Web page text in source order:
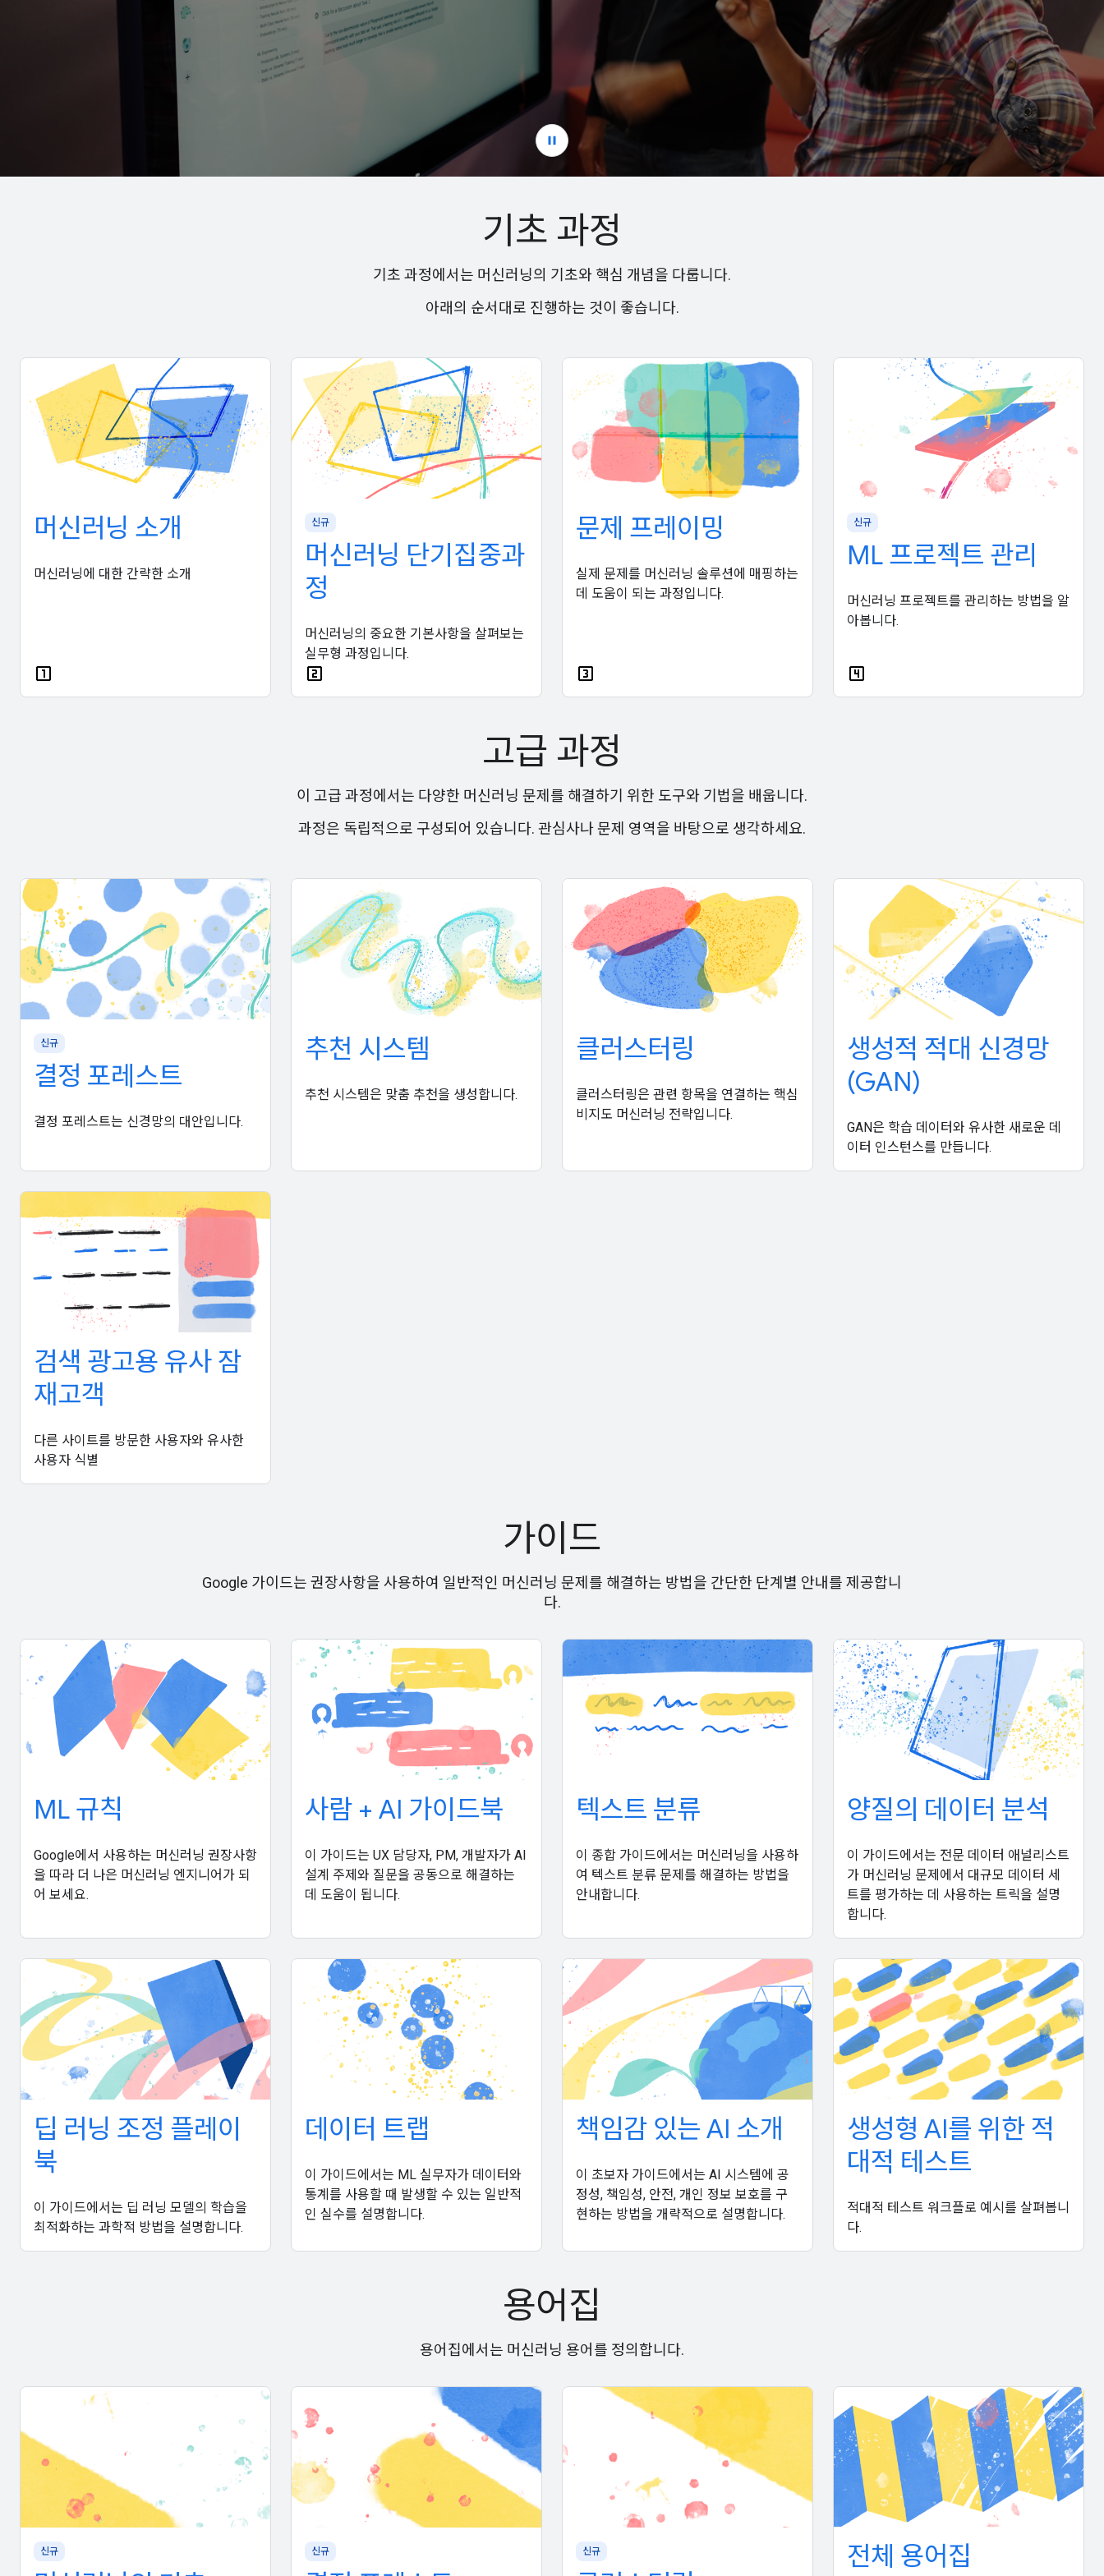
기초 과정
기초 과정에서는 머신러닝의 기초와 핵심 개념을 다룹니다.
아래의 순서대로 진행하는 것이 좋습니다.
머신러닝 소개
머신러닝에 대한 간략한 소개
신규
머신러닝 단기집중과
정
머신러닝의 중요한 기본사항을 살펴보는
실무형 과정입니다.
문제 프레이밍
실제 문제를 머신러닝 솔루션에 매핑하는
데 도움이 되는 과정입니다.
신규
ML 프로젝트 관리
머신러닝 프로젝트를 관리하는 방법을 알
아봅니다.
고급 과정
이 고급 과정에서는 다양한 머신러닝 문제를 해결하기 위한 도구와 기법을 배웁니다.
과정은 독립적으로 구성되어 있습니다. 관심사나 문제 영역을 바탕으로 생각하세요.
신규
결정 포레스트
결정 포레스트는 신경망의 대안입니다.
추천 시스템
추천 시스템은 맞춤 추천을 생성합니다.
클러스터링
클러스터링은 관련 항목을 연결하는 핵심
비지도 머신러닝 전략입니다.
생성적 적대 신경망
(GAN)
GAN은 학습 데이터와 유사한 새로운 데
이터 인스턴스를 만듭니다.
검색 광고용 유사 잠
재고객
다른 사이트를 방문한 사용자와 유사한
사용자 식별
가이드
Google 가이드는 권장사항을 사용하여 일반적인 머신러닝 문제를 해결하는 방법을 간단한 단계별 안내를 제공합니
다.
ML 규칙
Google에서 사용하는 머신러닝 권장사항
을 따라 더 나은 머신러닝 엔지니어가 되
어 보세요.
사람 + AI 가이드북
이 가이드는 UX 담당자, PM, 개발자가 AI
설계 주제와 질문을 공동으로 해결하는
데 도움이 됩니다.
텍스트 분류
이 종합 가이드에서는 머신러닝을 사용하
여 텍스트 분류 문제를 해결하는 방법을
안내합니다.
양질의 데이터 분석
이 가이드에서는 전문 데이터 애널리스트
가 머신러닝 문제에서 대규모 데이터 세
트를 평가하는 데 사용하는 트릭을 설명
합니다.
딥 러닝 조정 플레이
북
이 가이드에서는 딥 러닝 모델의 학습을
최적화하는 과학적 방법을 설명합니다.
데이터 트랩
이 가이드에서는 ML 실무자가 데이터와
통계를 사용할 때 발생할 수 있는 일반적
인 실수를 설명합니다.
책임감 있는 AI 소개
이 초보자 가이드에서는 AI 시스템에 공
정성, 책임성, 안전, 개인 정보 보호를 구
현하는 방법을 개략적으로 설명합니다.
생성형 AI를 위한 적
대적 테스트
적대적 테스트 워크플로 예시를 살펴봅니
다.
용어집
용어집에서는 머신러닝 용어를 정의합니다.
신규 신규 신규 전체 용어집